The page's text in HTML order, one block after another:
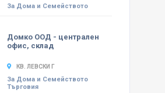
За Дома и Семейството
Домко ООД - централен
офис, склад
КВ. ЛЕВСКИ Г
За Дома и Семейството
Търговия